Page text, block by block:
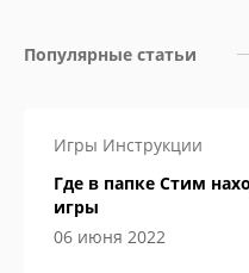
Популярные статьи
Игры Инструкции
Где в папке Стим
игры
06 июня 2022